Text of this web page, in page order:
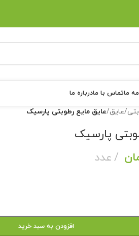
ماتماس با مادرباره ما
/عایق/عایق مایع رطوبتی پارسیک
پارسیک
عدد
افزودن به سبد خرید